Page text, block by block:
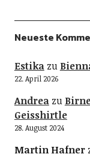
Neueste
Estikazu
22. April 2026
Andreazu
Geisshirtle
28. August 2024
Martin Hafner